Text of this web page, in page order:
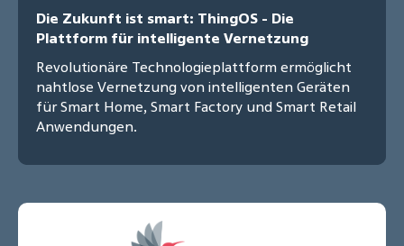
Die Zukunft ist smart: ThingOS - Die
Plattform für intelligente Vernetzung
Revolutionäre Technologieplattform ermöglicht
nahtlose Vernetzung von intelligenten Geräten
für Smart Home, Smart Factory und Smart Retail
Anwendungen.